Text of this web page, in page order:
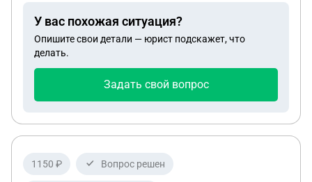
по ранению военновративной комиссией. Ну, я все
время говорил, я с 07.24 года здесь, я все время
говорил, что мне делать с псориазом, направьте к
спрашивал у других местных врачей, они мне
него никто внимание не обращает. И так, как я не
как не обращал на это внимание, но потом в 25
У вас похожая ситуация?
Опишите свои детали — юрист подскажет, что
делать.
Задать свой вопрос
1150 ₽ Вопрос решен